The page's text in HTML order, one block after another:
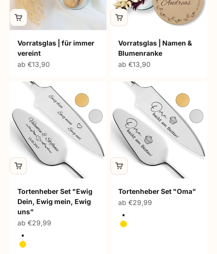
Vorratsglas | für immer
vereint
Angebot
ab €13,90
Vorratsglas | Namen &
Blumenranke
Angebot
ab €13,90
Tortenheber Set "Ewig
Dein, Ewig mein, Ewig
uns"
Angebot
ab €29,99
Silber
Gold
Tortenheber Set "Oma"
Angebot
ab €29,99
Silber
Gold